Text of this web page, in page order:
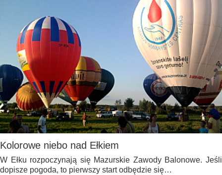
Kolorowe niebo nad Ełkiem
W Ełku rozpoczynają się Mazurskie Zawody Balonowe. Jeśli
dopisze pogoda, to pierwszy start odbędzie się…